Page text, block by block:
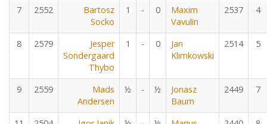
7 2552
Bartosz
Socko
1 - 0
Maxim
Vavulin
2537 4
8 2579
Jesper
Sondergaard
Thybo
1 - 0
Jan
Klimkowski
2514 5
9 2559
Mads
Andersen
½ - ½
Jonasz
Baum
2449 7